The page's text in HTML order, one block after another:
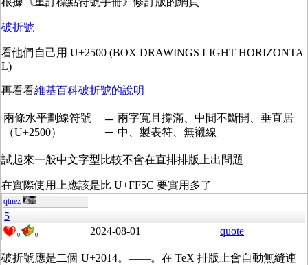
破折號
看他們自己用 U+2500 (BOX DRAWINGS LIGHT HORIZONTA
L)
再看看維基百科破折號的說明
兩條水平劃線符號
（U+2500）
─
─
兩字寬且撐滿、中間不斷開、垂直居
中、製表符、無襯線
試起來一般中文字型比較不會在直排排版上出問題
在實際使用上應該是比 U+FF5C 要實用多了
qtnez
5
0 0 2024-08-01 quote
破折號應是二個 U+2014。——。在 TeX 排版上會自動無縫連